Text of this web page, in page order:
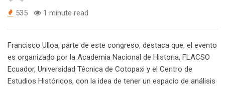
535 1 minute read
Francisco Ulloa, parte de este congreso, destaca que, el evento
es organizado por la Academia Nacional de Historia, FLACSO
Ecuador, Universidad Técnica de Cotopaxi y el Centro de
Estudios Históricos, con la idea de tener un espacio de análisis